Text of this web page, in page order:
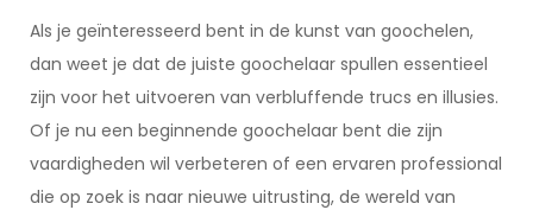
Als je geïnteresseerd bent in de kunst van goochelen,
dan weet je dat de juiste goochelaar spullen essentieel
zijn voor het uitvoeren van verbluffende trucs en illusies.
Of je nu een beginnende goochelaar bent die zijn
vaardigheden wil verbeteren of een ervaren professional
die op zoek is naar nieuwe uitrusting, de wereld van